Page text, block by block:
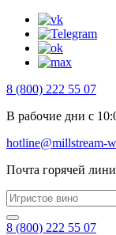
8 (800) 222 55 07
В рабочие дни с
hotline@millstream-
Почта горячей
8 (800) 222 55 07